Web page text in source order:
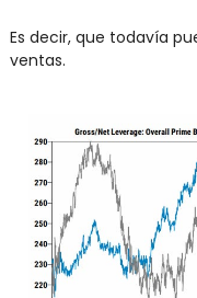
Es decir, que todavía
ventas.